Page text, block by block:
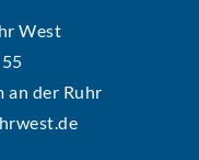
West
an der Ruhr